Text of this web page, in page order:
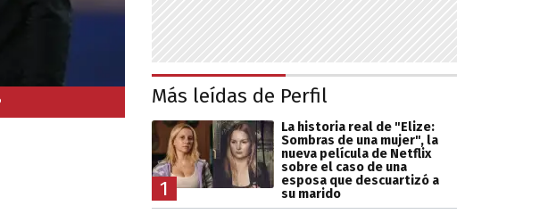
Más leídas de Perfil
1
La historia real de "Elize:
Sombras de una mujer", la
nueva película de Netflix
sobre el caso de una
esposa que descuartizó a
su marido